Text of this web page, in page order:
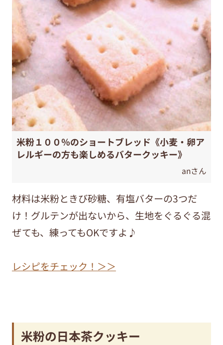
米粉１００％のショートブレッド《小麦・卵ア
レルギーの方も楽しめるバタークッキー》
anさん
材料は米粉ときび砂糖、有塩バターの3つだ
け！グルテンが出ないから、生地をぐるぐる混
ぜても、練ってもOKですよ♪
レシピをチェック！＞＞
米粉の日本茶クッキー